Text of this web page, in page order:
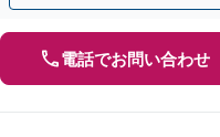
電話でお問い合わせ